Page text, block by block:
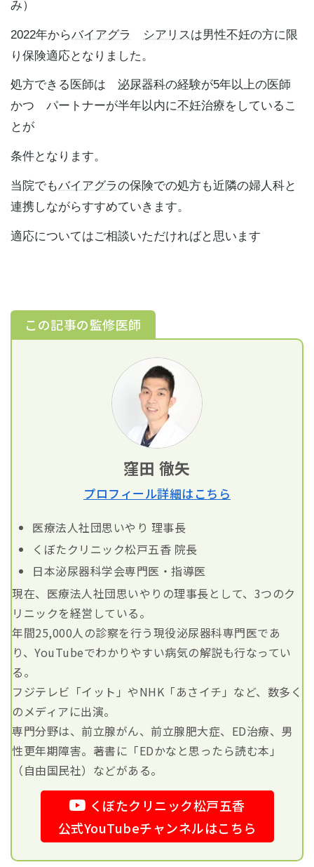
み）
2022年からバイアグラ シアリス は男性不妊の方に限
り保険適応となりました。
処方できる医師は 泌尿器科の経験が5年以上の医師
かつ パートナーが半年以内に不妊治療をしているこ
とが
条件となります。
当院でもバイアグラの保険での処方も近隣の婦人科と
連携しながらすすめていきます。
適応についてはご相談いただければと思います
この記事の監修医師
窪田 徹矢
プロフィール詳細はこちら
医療法人社団思いやり 理事長
くぼたクリニック松戸五香 院長
日本泌尿器科学会専門医・指導医
現在、医療法人社団思いやりの理事長として、3つのク
リニックを経営している。
年間25,000人の診察を行う現役泌尿器科専門医であ
り、YouTubeでわかりやすい病気の解説も行なってい
る。
フジテレビ「イット」やNHK「あさイチ」など、数多く
のメディアに出演。
専門分野は、前立腺がん、前立腺肥大症、ED治療、男
性更年期障害。著書に「EDかなと思ったら読む本」
（自由国民社）などがある。
くぼたクリニック松戸五香
公式YouTubeチャンネルはこちら